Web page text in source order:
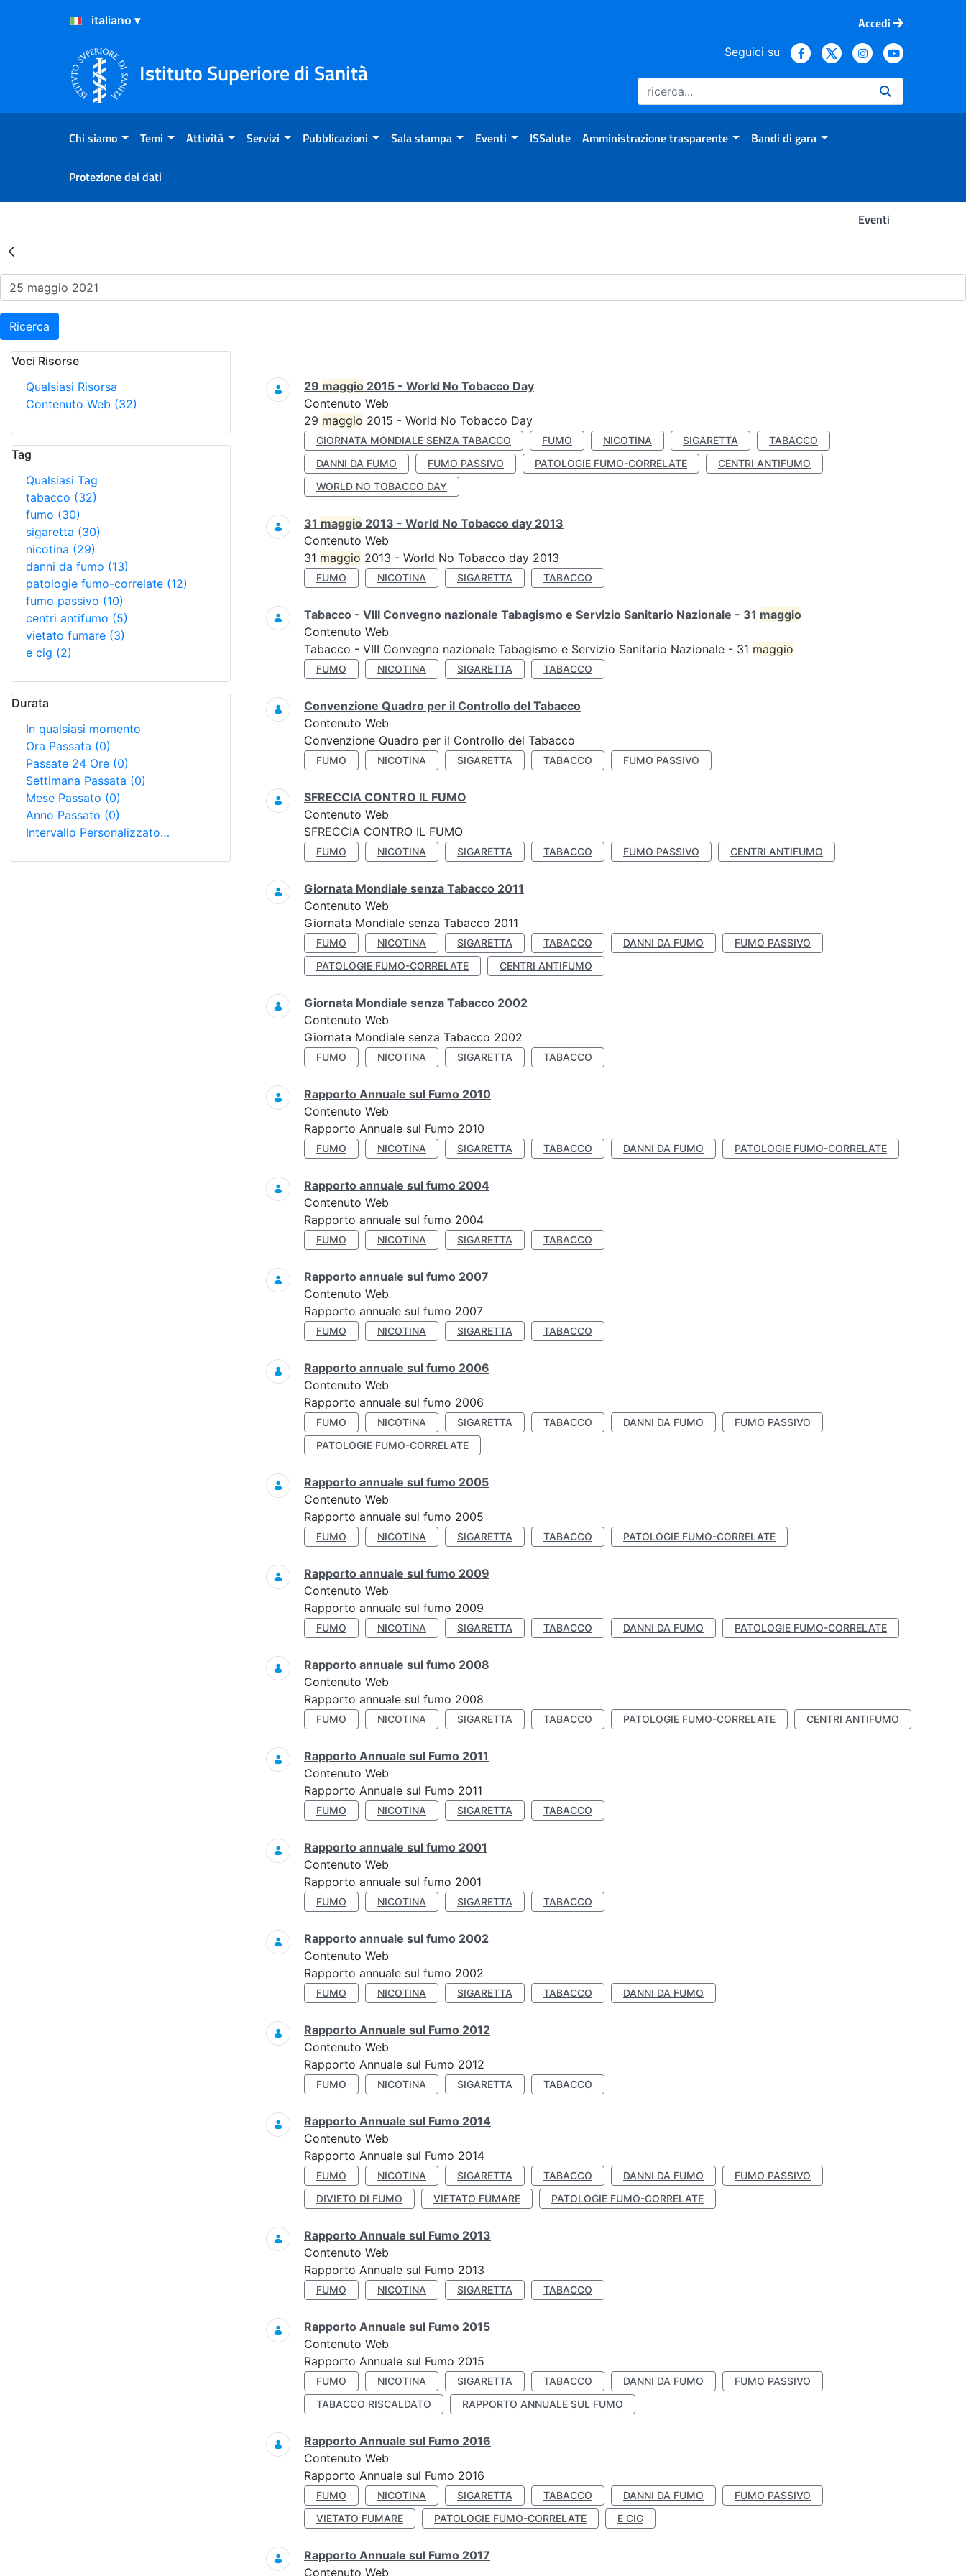
Salta al Contenuto
Salta al Footer
Accedi
Istituto Superiore di Sanità
Seguici su
Chi siamo Temi Attività Servizi Pubblicazioni Sala stampa Eventi ISSalute Amministrazione trasparente Bandi di gara
Protezione dei dati
Eventi
Risultati della Ricerca - Eventi
Ricerca
Voci Risorse
Qualsiasi Risorsa
Contenuto Web (32)
Tag
Qualsiasi Tag
tabacco (32)
fumo (30)
sigaretta (30)
nicotina (29)
danni da fumo (13)
patologie fumo-correlate (12)
fumo passivo (10)
centri antifumo (5)
vietato fumare (3)
e cig (2)
Durata
In qualsiasi momento
Ora Passata (0)
Passate 24 Ore (0)
Settimana Passata (0)
Mese Passato (0)
Anno Passato (0)
Intervallo Personalizzato…
Ricerca
29 maggio 2015 - World No Tobacco Day
Contenuto Web
29 maggio 2015 - World No Tobacco Day
GIORNATA MONDIALE SENZA TABACCO FUMO NICOTINA SIGARETTA
TABACCO
DANNI DA FUMO
FUMO PASSIVO PATOLOGIE FUMO-CORRELATE
CENTRI ANTIFUMO
WORLD NO TOBACCO DAY
31 maggio 2013 - World No Tobacco day 2013
Contenuto Web
31 maggio 2013 - World No Tobacco day 2013
FUMO NICOTINA SIGARETTA TABACCO
Tabacco - VIII Convegno nazionale Tabagismo e Servizio Sanitario Nazionale - 31 maggio
Contenuto Web
Tabacco - VIII Convegno nazionale Tabagismo e Servizio Sanitario Nazionale - 31 maggio
FUMO NICOTINA SIGARETTA TABACCO
Convenzione Quadro per il Controllo del Tabacco
Contenuto Web
Convenzione Quadro per il Controllo del Tabacco
FUMO NICOTINA SIGARETTA TABACCO FUMO PASSIVO
SFRECCIA CONTRO IL FUMO
Contenuto Web
SFRECCIA CONTRO IL FUMO
FUMO NICOTINA SIGARETTA TABACCO FUMO PASSIVO CENTRI ANTIFUMO
Giornata Mondiale senza Tabacco 2011
Contenuto Web
Giornata Mondiale senza Tabacco 2011
FUMO NICOTINA SIGARETTA TABACCO DANNI DA FUMO
FUMO PASSIVO
PATOLOGIE FUMO-CORRELATE
CENTRI ANTIFUMO
Giornata Mondiale senza Tabacco 2002
Contenuto Web
Giornata Mondiale senza Tabacco 2002
FUMO NICOTINA SIGARETTA TABACCO
Rapporto Annuale sul Fumo 2010
Contenuto Web
Rapporto Annuale sul Fumo 2010
FUMO NICOTINA SIGARETTA TABACCO DANNI DA FUMO PATOLOGIE FUMO-CORRELATE
Rapporto annuale sul fumo 2004
Contenuto Web
Rapporto annuale sul fumo 2004
FUMO NICOTINA SIGARETTA TABACCO
Rapporto annuale sul fumo 2007
Contenuto Web
Rapporto annuale sul fumo 2007
FUMO NICOTINA SIGARETTA TABACCO
Rapporto annuale sul fumo 2006
Contenuto Web
Rapporto annuale sul fumo 2006
FUMO NICOTINA SIGARETTA TABACCO DANNI DA FUMO
FUMO PASSIVO
PATOLOGIE FUMO-CORRELATE
Rapporto annuale sul fumo 2005
Contenuto Web
Rapporto annuale sul fumo 2005
FUMO NICOTINA SIGARETTA TABACCO PATOLOGIE FUMO-CORRELATE
Rapporto annuale sul fumo 2009
Contenuto Web
Rapporto annuale sul fumo 2009
FUMO NICOTINA SIGARETTA TABACCO DANNI DA FUMO PATOLOGIE FUMO-CORRELATE
Rapporto annuale sul fumo 2008
Contenuto Web
Rapporto annuale sul fumo 2008
FUMO NICOTINA SIGARETTA TABACCO PATOLOGIE FUMO-CORRELATE CENTRI ANTIFUMO
Rapporto Annuale sul Fumo 2011
Contenuto Web
Rapporto Annuale sul Fumo 2011
FUMO NICOTINA SIGARETTA TABACCO
Rapporto annuale sul fumo 2001
Contenuto Web
Rapporto annuale sul fumo 2001
FUMO NICOTINA SIGARETTA TABACCO
Rapporto annuale sul fumo 2002
Contenuto Web
Rapporto annuale sul fumo 2002
FUMO NICOTINA SIGARETTA TABACCO DANNI DA FUMO
Rapporto Annuale sul Fumo 2012
Contenuto Web
Rapporto Annuale sul Fumo 2012
FUMO NICOTINA SIGARETTA TABACCO
Rapporto Annuale sul Fumo 2014
Contenuto Web
Rapporto Annuale sul Fumo 2014
FUMO NICOTINA SIGARETTA TABACCO DANNI DA FUMO
FUMO PASSIVO
DIVIETO DI FUMO
VIETATO FUMARE PATOLOGIE FUMO-CORRELATE
Rapporto Annuale sul Fumo 2013
Contenuto Web
Rapporto Annuale sul Fumo 2013
FUMO NICOTINA SIGARETTA TABACCO
Rapporto Annuale sul Fumo 2015
Contenuto Web
Rapporto Annuale sul Fumo 2015
FUMO NICOTINA SIGARETTA TABACCO DANNI DA FUMO
FUMO PASSIVO
TABACCO RISCALDATO
RAPPORTO ANNUALE SUL FUMO
Rapporto Annuale sul Fumo 2016
Contenuto Web
Rapporto Annuale sul Fumo 2016
FUMO NICOTINA SIGARETTA TABACCO DANNI DA FUMO
FUMO PASSIVO
VIETATO FUMARE
PATOLOGIE FUMO-CORRELATE E CIG
Rapporto Annuale sul Fumo 2017
Contenuto Web